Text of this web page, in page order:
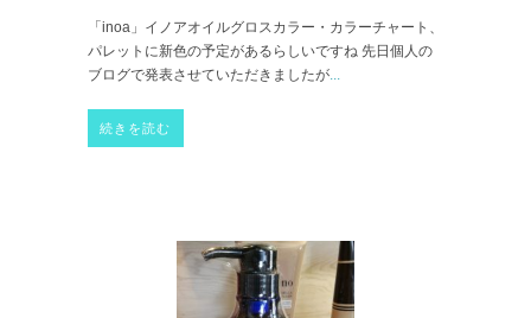
「inoa」イノアオイルグロスカラー・カラーチャート、
パレットに新色の予定があるらしいですね 先日個人の
ブログで発表させていただきましたが...
続きを読む